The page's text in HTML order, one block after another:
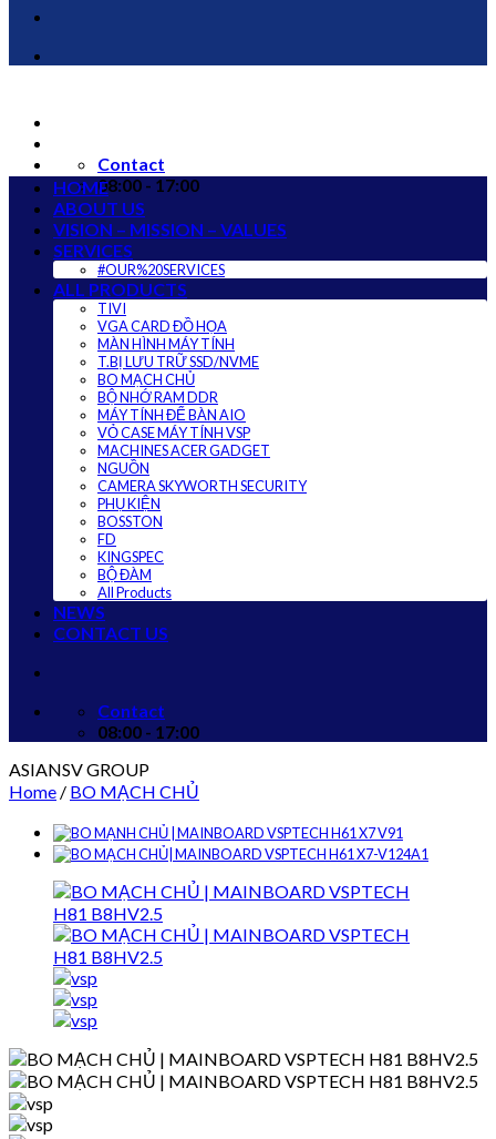
Contact
08:00 - 17:00
HOME
ABOUT US
VISION – MISSION – VALUES
SERVICES
#OUR%20SERVICES
ALL PRODUCTS
TIVI
VGA CARD ĐỒ HỌA
MÀN HÌNH MÁY TÍNH
T.BỊ LƯU TRỮ SSD/NVME
BO MẠCH CHỦ
BỘ NHỚ RAM DDR
MÁY TÍNH ĐỂ BÀN AIO
VỎ CASE MÁY TÍNH VSP
MACHINES ACER GADGET
NGUỒN
CAMERA SKYWORTH SECURITY
PHỤ KIỆN
BOSSTON
FD
KINGSPEC
BỘ ĐÀM
All Products
NEWS
CONTACT US
Contact
08:00 - 17:00
ASIANSV GROUP
Home / BO MẠCH CHỦ